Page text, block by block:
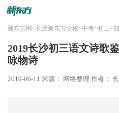
新东方网 >长沙新东方学校>中考>初三>
2019长沙初三语文诗歌
咏物诗
2019-06-11 来源： 网络整理 作者：